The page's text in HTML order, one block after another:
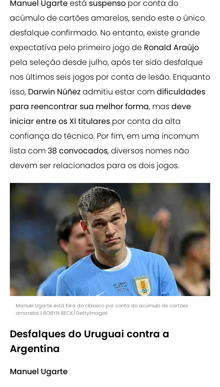
Manuel Ugarteestá suspenso por conta do
acúmulo de cartões amarelos, sendo este o único
desfalque confirmado. No entanto, existe grande
expectativa pelo primeiro jogo de Ronald Araújo
pela seleção desde julho, após ter sido desfalque
nos últimos seis jogos por conta de lesão. Enquanto
isso, Darwin Núñezadmitiu estar comdificuldades
para reencontrar sua melhor forma, masdeve
iniciar entre os XI titulares por conta da alta
confiança do técnico. Por fim, em uma incomum
lista com 38 convocados, diversos nomes não
devem ser relacionados para os dois jogos.
Manuel Ugarte está fora do clássico por conta do acúmulo de cartões
amarelos | ROBYN BECK/GettyImages
Desfalques do Uruguai contra a
Argentina
Manuel Ugarte